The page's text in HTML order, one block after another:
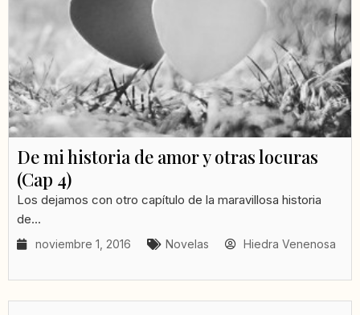
De mi historia de amor y otras locuras
(Cap 4)
Los dejamos con otro capítulo de la maravillosa historia
de...
noviembre 1, 2016 Novelas Hiedra Venenosa